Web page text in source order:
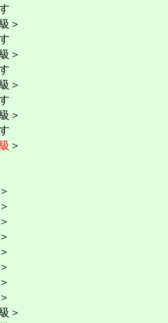
＞
＞
＞
＞
＞
＞